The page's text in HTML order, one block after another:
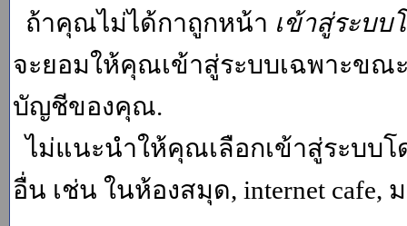
ถ้าคุณไม่ได้กาถูกหน้า เข้าสู่ระบ
จะยอมให้คุณเข้าสู่ระบบเฉพาะขณ
บัญชีของคุณ.
ไม่แนะนำให้คุณเลือกเข้าสู่ระบบ
อื่น เช่น ในห้องสมุด, internet cafe,